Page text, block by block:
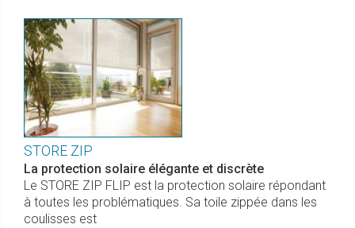
STORE ZIP
La protection solaire élégante et discrète
Le STORE ZIP FLIP est la protection solaire répondant
à toutes les problématiques. Sa toile zippée dans les
coulisses est